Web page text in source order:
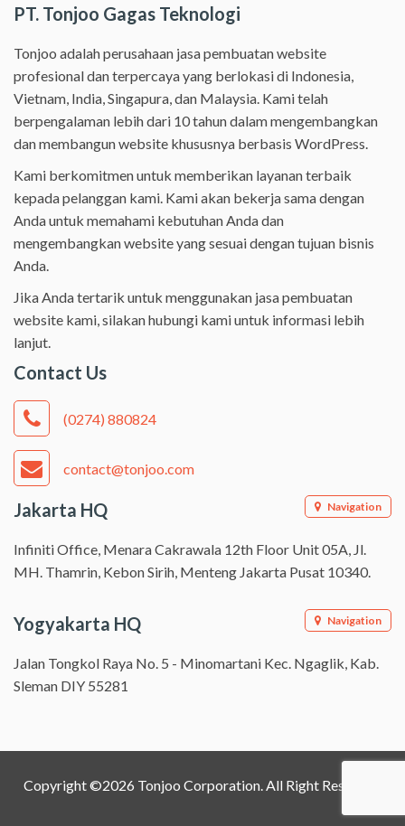
PT. Tonjoo Gagas Teknologi
Tonjoo adalah perusahaan jasa pembuatan website
profesional dan terpercaya yang berlokasi di Indonesia,
Vietnam, India, Singapura, dan Malaysia. Kami telah
berpengalaman lebih dari 10 tahun dalam mengembangkan
dan membangun website khususnya berbasis WordPress.
Kami berkomitmen untuk memberikan layanan terbaik
kepada pelanggan kami. Kami akan bekerja sama dengan
Anda untuk memahami kebutuhan Anda dan
mengembangkan website yang sesuai dengan tujuan bisnis
Anda.
Jika Anda tertarik untuk menggunakan jasa pembuatan
website kami, silakan hubungi kami untuk informasi lebih
lanjut.
Contact Us
(0274) 880824
contact@tonjoo.com
Jakarta HQ Navigation
Infiniti Office, Menara Cakrawala 12th Floor Unit 05A, Jl.
MH. Thamrin, Kebon Sirih, Menteng Jakarta Pusat 10340.
Yogyakarta HQ Navigation
Jalan Tongkol Raya No. 5 - Minomartani Kec. Ngaglik, Kab.
Sleman DIY 55281
Copyright ©2026 Tonjoo Corporation. All Right Reserved.